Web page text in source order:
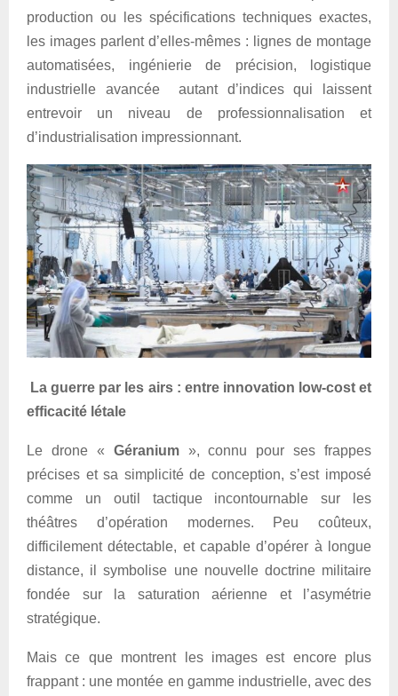
production ou les spécifications techniques exactes,
les images parlent d’elles-mêmes : lignes de montage
automatisées, ingénierie de précision, logistique
industrielle avancée autant d’indices qui laissent
entrevoir un niveau de professionnalisation et
d’industrialisation impressionnant.
La guerre par les airs : entre innovation low-cost et
efficacité létale
Le drone « Géranium», connu pour ses frappes
précises et sa simplicité de conception, s’est imposé
comme un outil tactique incontournable sur les
théâtres d’opération modernes. Peu coûteux,
difficilement détectable, et capable d’opérer à longue
distance, il symbolise une nouvelle doctrine militaire
fondée sur la saturation aérienne et l’asymétrie
stratégique.
Mais ce que montrent les images est encore plus
frappant : une montée en gamme industrielle, avec des